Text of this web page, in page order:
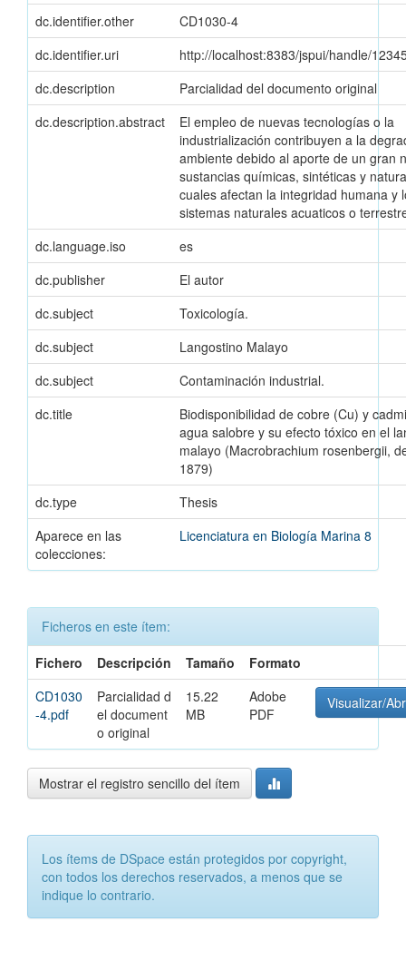
dc.identifier.other
CD1030-4
dc.identifier.uri
http://localhost:8383/jspui/handle/
dc.description
Parcialidad del documento original
dc.description.abstract
El empleo de nuevas tecnologías o la
industrialización contribuyen a la
ambiente debido al aporte de un gran
sustancias químicas, sintéticas y
cuales afectan la integridad humana y
sistemas naturales acuaticos o
dc.language.iso
es
dc.publisher
El autor
dc.subject
Toxicología.
dc.subject
Langostino Malayo
dc.subject
Contaminación industrial.
dc.title
Biodisponibilidad de cobre (Cu) y
agua salobre y su efecto tóxico en el
malayo (Macrobrachium rosenbergii,
1879)
dc.type
Thesis
Aparece en las
colecciones:
Licenciatura en Biología Marina 8
Ficheros en este ítem:
Fichero
Descripción Tamaño
Formato
CD1030
-4.pdf
Parcialidad d
el document
o original
15.22
MB
Adobe
PDF
Visualizar/
Mostrar el registro sencillo del ítem
Los ítems de DSpace están protegidos por copyright,
con todos los derechos reservados, a menos que se
indique lo contrario.